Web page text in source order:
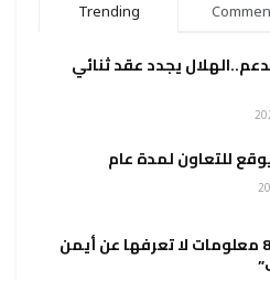
Trending
يجدد عقد ثنائي
للتعاون لمدة عام
بعد وفاته..8 معلومات لا تعرفها عن أيمن